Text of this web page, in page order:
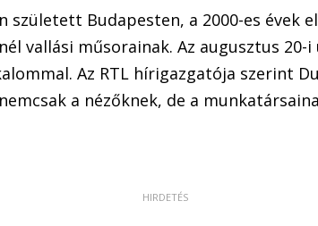
született Budapesten, a 2000-es évek
vallási műsorainak. Az augusztus 20-
Az RTL hírigazgatója szerint
a nézőknek, de a